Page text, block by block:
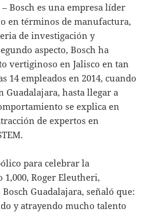
Bosch es una empresa líder
en términos de manufactura,
de investigación y
aspecto, Bosch ha
vertiginoso en Jalisco en tan
14 empleados en 2014, cuando
Guadalajara, hasta llegar a
se explica en
de expertos en
para celebrar la
Roger Eleutheri,
Guadalajara, señaló que:
y atrayendo mucho talento